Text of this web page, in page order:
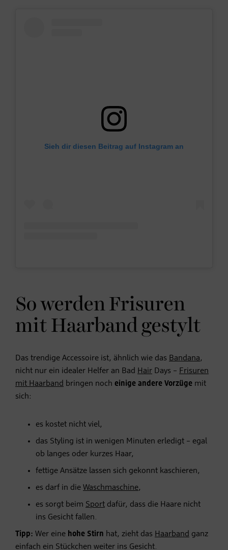
Sieh dir diesen Beitrag auf Instagram an
So werden Frisuren
mit Haarband gestylt
Das trendige Accessoire ist, ähnlich wie das Bandana,
nicht nur ein idealer Helfer an Bad Hair Days – Frisuren
mit Haarband bringen noch einige andere Vorzüge mit
sich:
es kostet nicht viel,
das Styling ist in wenigen Minuten erledigt – egal
ob langes oder kurzes Haar,
fettige Ansätze lassen sich gekonnt kaschieren,
es darf in die Waschmaschine,
es sorgt beim Sport dafür, dass die Haare nicht
ins Gesicht fallen.
Tipp: Wer eine hohe Stirn hat, zieht das Haarband ganz
einfach ein Stückchen weiter ins Gesicht.